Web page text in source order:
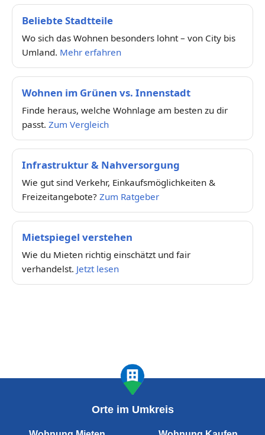
Beliebte Stadtteile
Wo sich das Wohnen besonders lohnt – von City bis
Umland. Mehr erfahren
Wohnen im Grünen vs. Innenstadt
Finde heraus, welche Wohnlage am besten zu dir
passt. Zum Vergleich
Infrastruktur & Nahversorgung
Wie gut sind Verkehr, Einkaufsmöglichkeiten &
Freizeitangebote? Zum Ratgeber
Mietspiegel verstehen
Wie du Mieten richtig einschätzt und fair
verhandelst. Jetzt lesen
Orte im Umkreis